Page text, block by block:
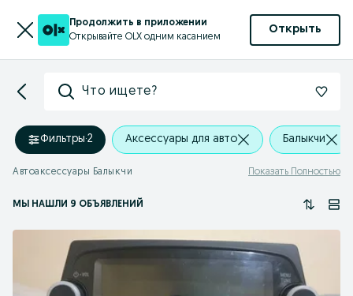
Продолжить в приложении
Открывайте OLX одним касанием
Открыть
Что ищете?
Фильтры·2 Аксессуары для авто Балыкчи
Автоаксессуары Балыкчи Показать Полностью
МЫ НАШЛИ 9 ОБЪЯВЛЕНИЙ